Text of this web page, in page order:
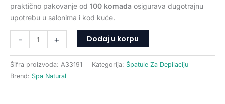
praktično pakovanje od 100 komada osigurava dugotrajnu
upotrebu u salonima i kod kuće.
- + Dodaj u korpu
Šifra proizvoda: A33191 Kategorija: Špatule Za Depilaciju
Brend: Spa Natural